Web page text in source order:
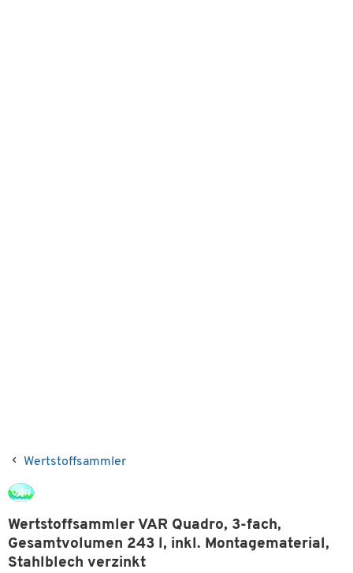
Wertstoffsammler
Wertstoffsammler VAR Quadro, 3-fach,
Gesamtvolumen 243 l, inkl. Montagematerial,
Stahlblech verzinkt